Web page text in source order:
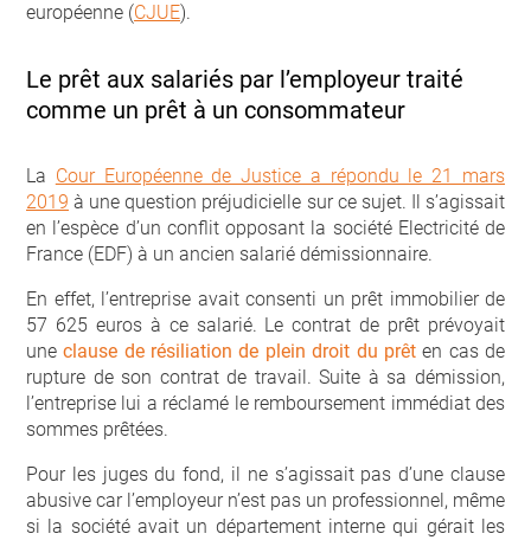
européenne (CJUE).
Le prêt aux salariés par l’employeur traité
comme un prêt à un consommateur
La Cour Européenne de Justice a répondu le 21 mars
2019 à une question préjudicielle sur ce sujet. Il s’agissait
en l’espèce d’un conflit opposant la société Electricité de
France (EDF) à un ancien salarié démissionnaire.
En effet, l’entreprise avait consenti un prêt immobilier de
57 625 euros à ce salarié. Le contrat de prêt prévoyait
uneclause de résiliation de plein droit du prêten cas de
rupture de son contrat de travail. Suite à sa démission,
l’entreprise lui a réclamé le remboursement immédiat des
sommes prêtées.
Pour les juges du fond, il ne s’agissait pas d’une clause
abusive car l’employeur n’est pas un professionnel, même
si la société avait un département interne qui gérait les